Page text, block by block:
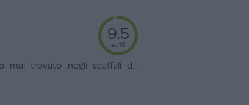
9.5
su 10
mai trovato negli scaffali d...